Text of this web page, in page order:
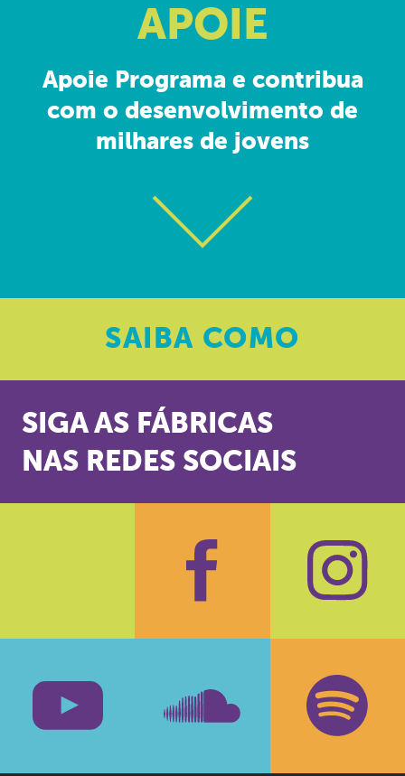
APOIE
Apoie Programa e contribua
com o desenvolvimento de
milhares de jovens
SAIBA COMO
SIGA AS FÁBRICAS
NAS REDES SOCIAIS
Facebook